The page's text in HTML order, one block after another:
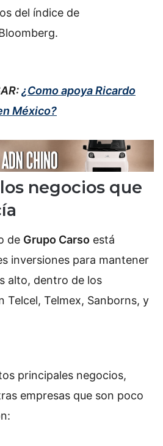
del índice de
¿Como apoya Ricardo
México?
negocios que
de Grupo Carso está
inversiones para mantener
alto, dentro de los
Telcel, Telmex, Sanborns, y
principales negocios,
empresas que son poco